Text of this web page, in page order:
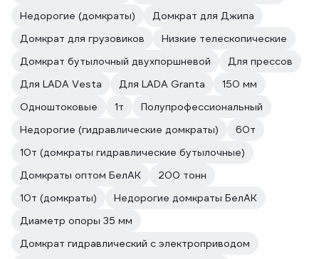
Недорогие (домкраты)
Домкрат для Джипа
Домкрат для грузовиков
Низкие телескопические
Домкрат бутылочный двухпоршневой
Для прессов
Для LADA Vesta
Для LADA Granta
150 мм
Одноштоковые
1т
Полупрофессиональный
Недорогие (гидравлические домкраты)
60т
10т (домкраты гидравлические бутылочные)
Домкраты оптом БелАК
200 тонн
10т (домкраты)
Недорогие домкраты БелАК
Диаметр опоры 35 мм
Домкрат гидравлический с электроприводом